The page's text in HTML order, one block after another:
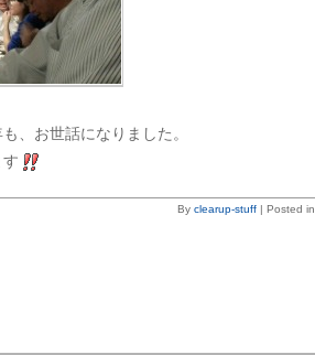
、お世話になりました。
By clearup-stuff | Posted in